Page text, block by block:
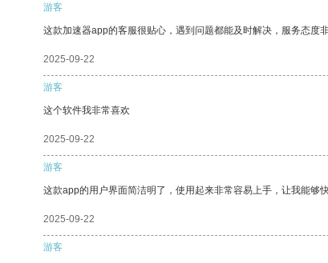
游客
这款加速器app的客服很贴心，遇到问题都能及时解决，服务态度非
2025-09-22
游客
这个软件我非常喜欢
2025-09-22
游客
这款app的用户界面简洁明了，使用起来非常容易上手，让我能够快
2025-09-22
游客